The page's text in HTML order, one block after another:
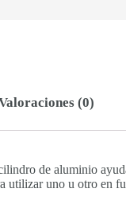
(0)
de aluminio
utilizar uno u otro en